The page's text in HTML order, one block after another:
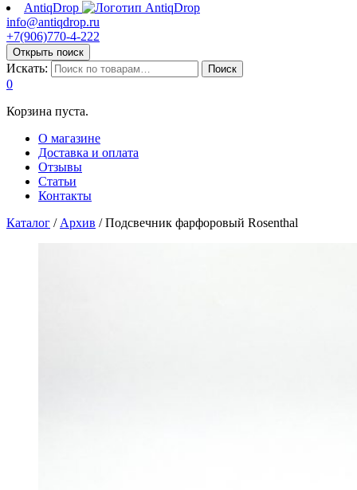
AntiqDrop
info@antiqdrop.ru
+7(906)770-4-222
Открыть поиск
Искать: Поиск
0
Корзина пуста.
О магазине
Доставка и оплата
Отзывы
Статьи
Контакты
Каталог / Архив /Подсвечник фарфоровый Rosenthal